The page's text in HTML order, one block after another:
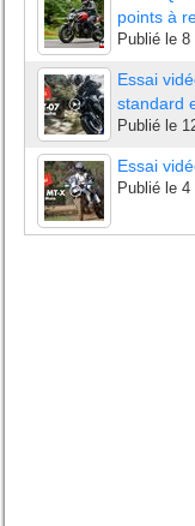
points à
Publié le 8
Essai
standard
Publié le
Essai
Publié le 4